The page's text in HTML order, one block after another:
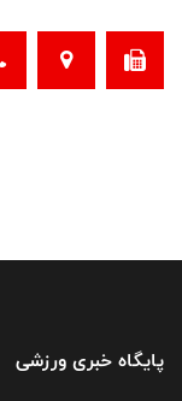
پایگاه خبری ورزشی